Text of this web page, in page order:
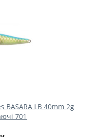
BASARA LB 40mm 2g
701